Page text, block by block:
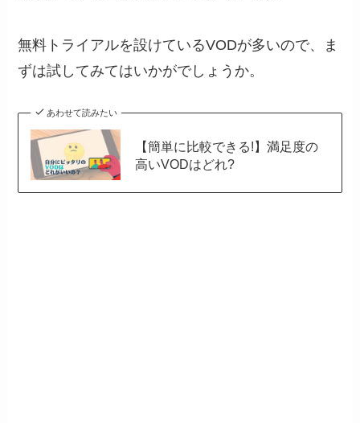
無料トライアルを設けているVODが多いので、ま
ずは試してみてはいかがでしょうか。
あわせて読みたい
【簡単に比較できる!】満足度の
高いVODはどれ?